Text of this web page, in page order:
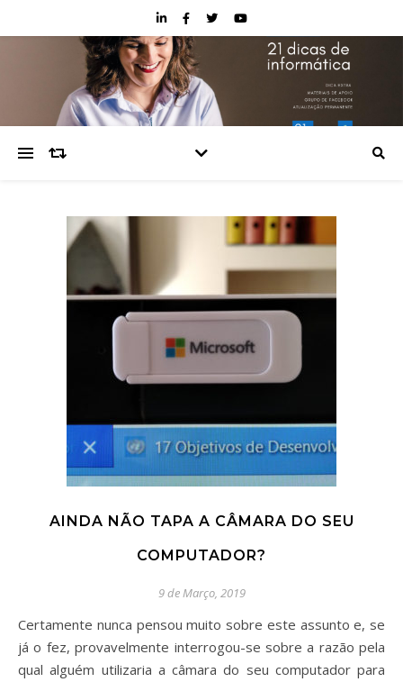
AINDA NÃO TAPA A CÂMARA DO SEU
COMPUTADOR?
9 de Março, 2019
Certamente nunca pensou muito sobre este assunto e, se
já o fez, provavelmente interrogou-se sobre a razão pela
qual alguém utilizaria a câmara do seu computador para